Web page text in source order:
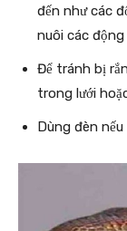
đến như các
nuôi các
Để tránh bị
trong lưới
Dùng đèn